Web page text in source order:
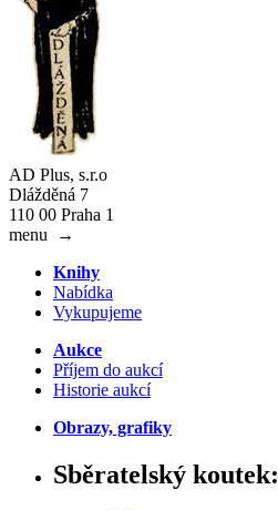
AD Plus, s.r.o
Dlážděná 7
110 00 Praha 1
menu
→
Knihy
Nabídka
Vykupujeme
Aukce
Příjem do aukcí
Historie aukcí
Obrazy, grafiky
Sběratelský koutek: